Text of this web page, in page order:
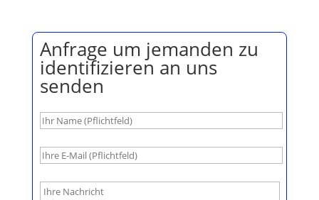
Anfrage um jemanden zu
identifizieren an uns
senden